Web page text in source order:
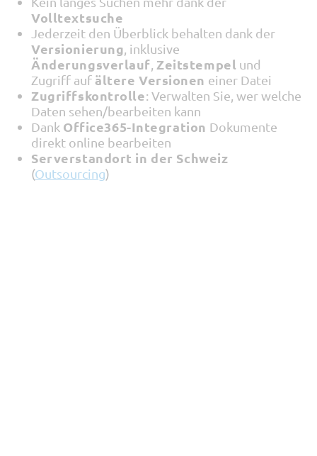
Volltextsuche
Jederzeit den Überblick behalten dank der
Versionierung, inklusive
Änderungsverlauf, Zeitstempel und
Zugriff auf ältere Versionen einer Datei
Zugriffskontrolle: Verwalten Sie, wer welche
Daten sehen/bearbeiten kann
Dank Office365-Integration Dokumente
direkt online bearbeiten
Serverstandort in der Schweiz
(Outsourcing)